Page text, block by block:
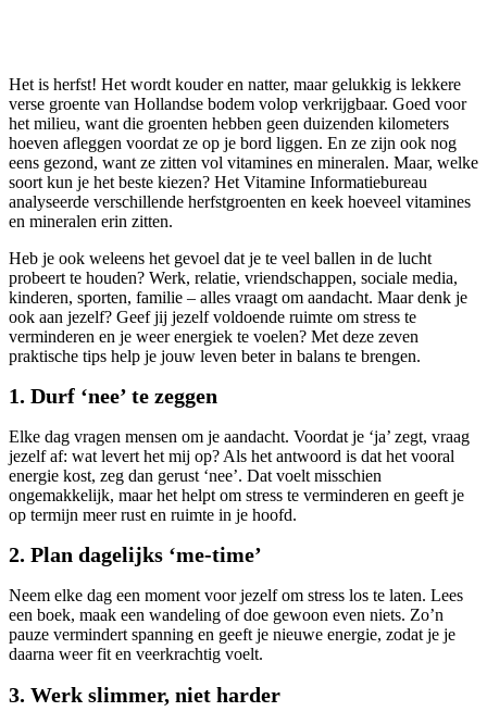
Het is herfst! Het wordt kouder en natter, maar gelukkig is lekkere
verse groente van Hollandse bodem volop verkrijgbaar. Goed voor
het milieu, want die groenten hebben geen duizenden kilometers
hoeven afleggen voordat ze op je bord liggen. En ze zijn ook nog
eens gezond, want ze zitten vol vitamines en mineralen. Maar, welke
soort kun je het beste kiezen? Het Vitamine Informatiebureau
analyseerde verschillende herfstgroenten en keek hoeveel vitamines
en mineralen erin zitten.
Heb je ook weleens het gevoel dat je te veel ballen in de lucht
probeert te houden? Werk, relatie, vriendschappen, sociale media,
kinderen, sporten, familie – alles vraagt om aandacht. Maar denk je
ook aan jezelf? Geef jij jezelf voldoende ruimte om stress te
verminderen en je weer energiek te voelen? Met deze zeven
praktische tips help je jouw leven beter in balans te brengen.
1. Durf ‘nee’ te zeggen
Elke dag vragen mensen om je aandacht. Voordat je ‘ja’ zegt, vraag
jezelf af: wat levert het mij op? Als het antwoord is dat het vooral
energie kost, zeg dan gerust ‘nee’. Dat voelt misschien
ongemakkelijk, maar het helpt om stress te verminderen en geeft je
op termijn meer rust en ruimte in je hoofd.
2. Plan dagelijks ‘me-time’
Neem elke dag een moment voor jezelf om stress los te laten. Lees
een boek, maak een wandeling of doe gewoon even niets. Zo’n
pauze vermindert spanning en geeft je nieuwe energie, zodat je je
daarna weer fit en veerkrachtig voelt.
3. Werk slimmer, niet harder